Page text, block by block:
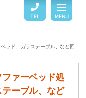
TEL MENU
ド、ガラステーブル、など回
ァーベッド処
ーブル、など